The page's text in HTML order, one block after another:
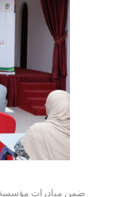
ضمن مبادرات مؤسسة